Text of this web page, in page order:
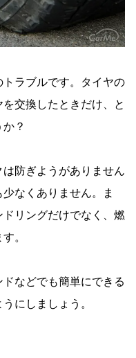
ラブルです。タイヤの
交換したときだけ、と
？
防ぎようがありません
なくありません。ま
リングだけでなく、燃
。
などでも簡単にできる
にしましょう。